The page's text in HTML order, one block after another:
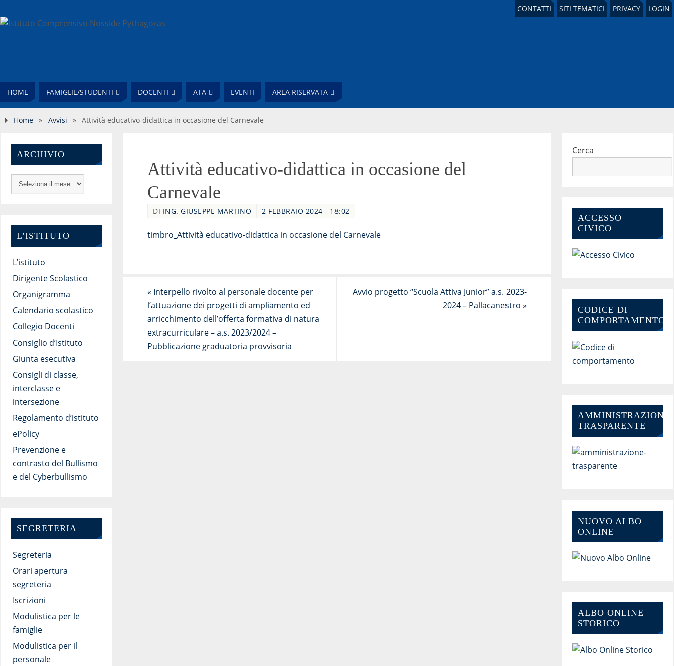
CONTATTI SITI TEMATICI PRIVACY LOGIN
HOME FAMIGLIE/STUDENTI DOCENTI ATA EVENTI AREA RISERVATA
Home » Avvisi » Attività educativo-didattica in occasione del Carnevale
Attività educativo-didattica in occasione del
Carnevale
DI ING. GIUSEPPE MARTINO 2 FEBBRAIO 2024 - 18:02
timbro_Attività educativo-didattica in occasione del Carnevale
« Interpello rivolto al personale docente per
l’attuazione dei progetti di ampliamento ed
arricchimento dell’offerta formativa di natura
extracurriculare – a.s. 2023/2024 –
Pubblicazione graduatoria provvisoria
Avvio progetto “Scuola Attiva Junior” a.s. 2023-
2024 – Pallacanestro »
ARCHIVIO
L’ISTITUTO
L’istituto
Dirigente Scolastico
Organigramma
Calendario scolastico
Collegio Docenti
Consiglio d’Istituto
Giunta esecutiva
Consigli di classe,
interclasse e
intersezione
Regolamento d’istituto
ePolicy
Prevenzione e
contrasto del Bullismo
e del Cyberbullismo
SEGRETERIA
Segreteria
Orari apertura
segreteria
Iscrizioni
Modulistica per le
famiglie
Modulistica per il
personale
Cerca
ACCESSO
CIVICO
CODICE DI
COMPORTAMENTO
AMMINISTRAZIONE-
TRASPARENTE
NUOVO ALBO
ONLINE
ALBO ONLINE
STORICO